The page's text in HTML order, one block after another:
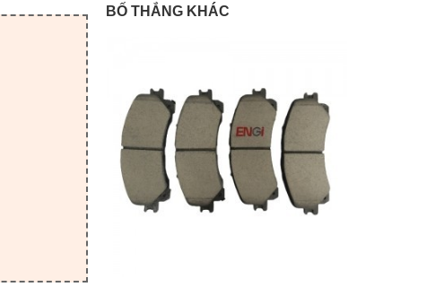
BỐ THẮNG KHÁC